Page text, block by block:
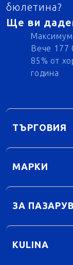
бюлетина?
Ще ви
Вече 177
85% от
година
ТЪРГОВИЯ
МАРКИ
ЗА
KULINA